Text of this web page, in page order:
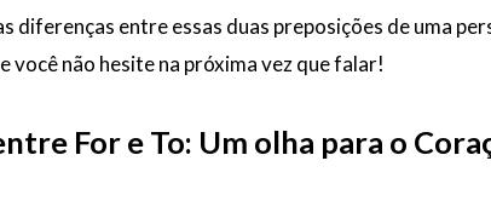
diferenças entre essas duas preposições de uma
você não hesite na próxima vez que falar!
For e To: Um olha para o